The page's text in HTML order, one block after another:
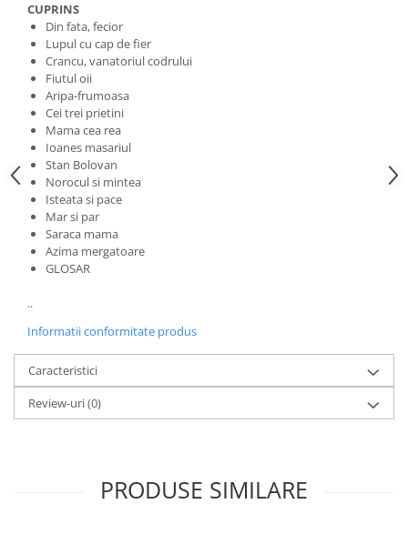
CUPRINS
Din fata, fecior
Lupul cu cap de fier
Crancu, vanatoriul codrului
Fiutul oii
Aripa-frumoasa
Cei trei prietini
Mama cea rea
Ioanes masariul
Stan Bolovan
Norocul si mintea
Isteata si pace
Mar si par
Saraca mama
Azima mergatoare
GLOSAR
..
Informatii conformitate produs
Caracteristici
Review-uri(0)
PRODUSE SIMILARE